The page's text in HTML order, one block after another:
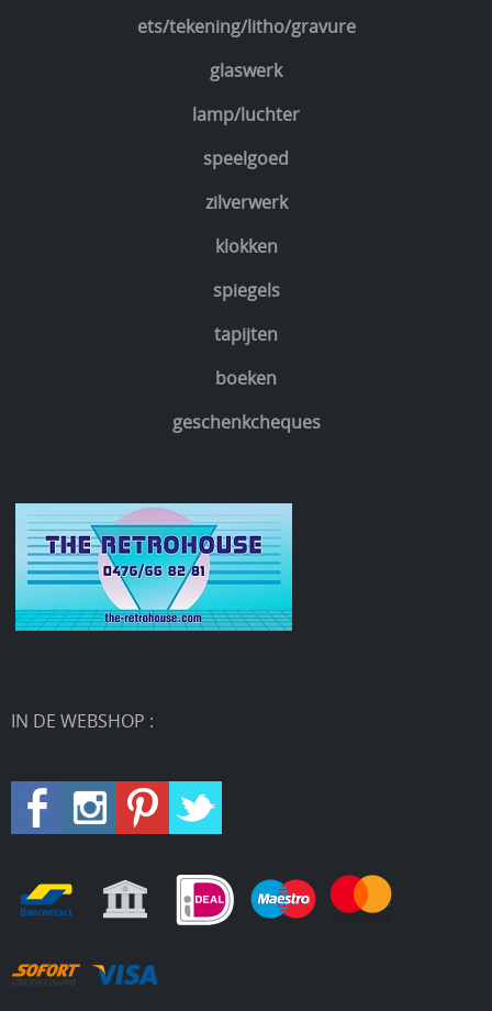
ets/tekening/litho/gravure
glaswerk
lamp/luchter
speelgoed
zilverwerk
klokken
spiegels
tapijten
boeken
geschenkcheques
IN DE WEBSHOP :